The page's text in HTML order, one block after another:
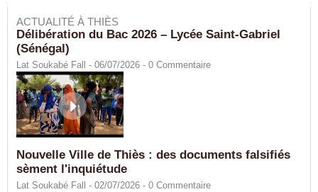
ACTUALITÉ À THIÈS
Délibération du Bac 2026 – Lycée Saint-Gabriel
(Sénégal)
Lat Soukabé Fall - 06/07/2026 - 0 Commentaire
Nouvelle Ville de Thiès : des documents falsifiés
sèment l'inquiétude
Lat Soukabé Fall - 02/07/2026 - 0 Commentaire